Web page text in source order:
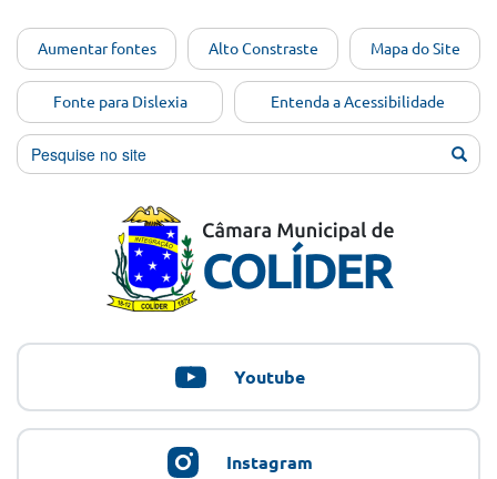
conteúdo
[Alt+1]
Ir para
o menu
[Alt+2]
[Alt+4]
Aumentar fontes Alto Constraste Mapa do Site
Fonte para Dislexia Entenda a Acessibilidade
Youtube
Instagram